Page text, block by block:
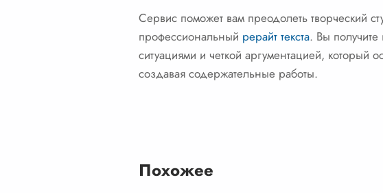
Сервис поможет вам преодолеть творческий
профессиональный рерайт текста. Вы
ситуациями и четкой аргументацией, который
создавая содержательные работы.
Похожее